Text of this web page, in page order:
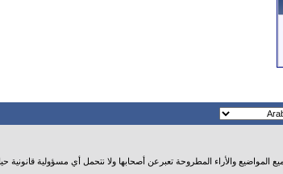
المواضيع والأراء المطروحة تعبرعن أصحابها ولا نتحمل أي مسؤولية